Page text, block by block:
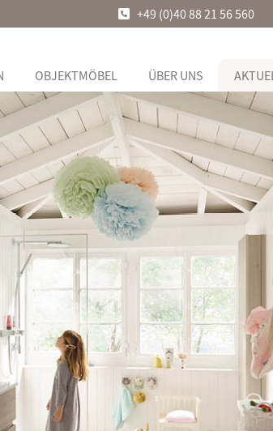
+49 (0)40 88 21 56 560
OBJEKTMÖBEL ÜBER UNS